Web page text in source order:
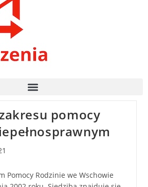
pomocy
Pomocy Rodzinie we Wschowie